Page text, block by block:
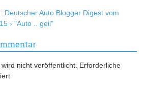
Deutscher Auto Blogger Digest vom
› "Auto .. geil"
nicht veröffentlicht. Erforderliche